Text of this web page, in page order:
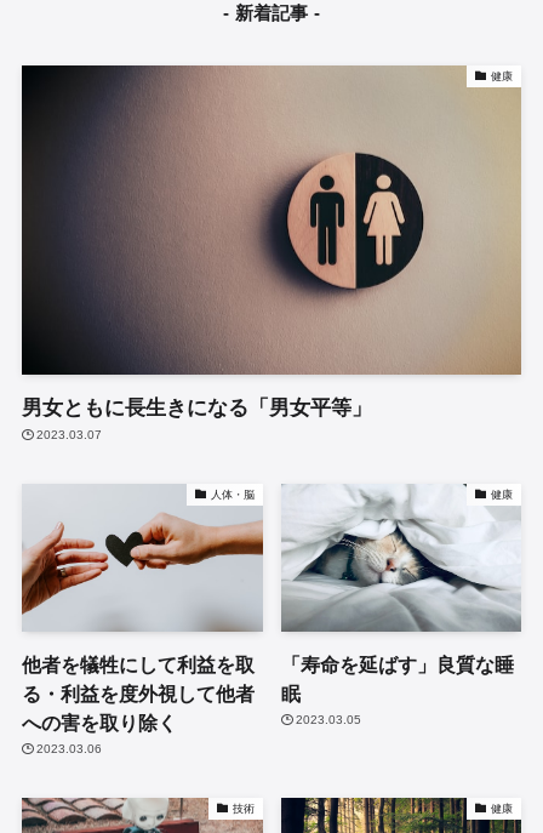
- 新着記事 -
健康
男女ともに長生きになる「男女平等」
2023.03.07
人体・脳
他者を犠牲にして利益を取
る・利益を度外視して他者
への害を取り除く
2023.03.06
健康
「寿命を延ばす」良質な睡
眠
2023.03.05
技術 健康